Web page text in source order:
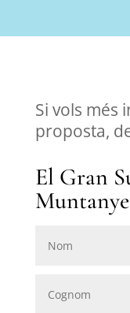
Si vols més
proposta,
El Gran